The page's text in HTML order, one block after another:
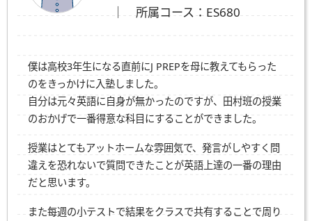
｜ 所属コース：ES680
僕は高校3年生になる直前にJ PREPを母に教えてもらった
のをきっかけに入塾しました。
自分は元々英語に自身が無かったのですが、田村班の授業
のおかげで一番得意な科目にすることができました。
授業はとてもアットホームな雰囲気で、発言がしやすく問
違えを恐れないで質問できたことが英語上達の一番の理由
だと思います。
また每週の小テストで結果をクラスで共有することで周り